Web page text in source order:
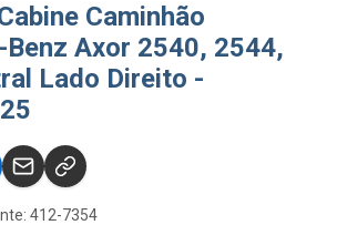
Caminhão
Axor 2540, 2544,
Lado Direito -
412-7354